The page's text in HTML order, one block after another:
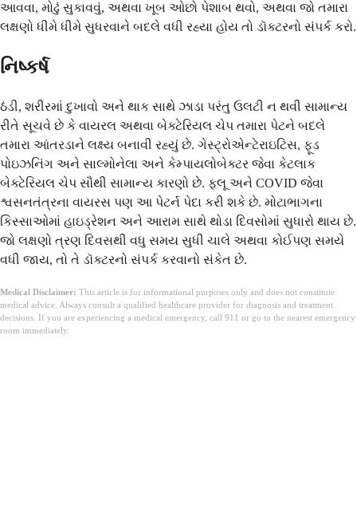
આવવા, મોઢું સુકાવવું, અથવા ખૂબ ઓછો પેશાબ થવો, અથવા જો તમારા
લક્ષણો ધીમે ધીમે સુધરવાને બદલે વધી રહ્યા હોય તો ડૉક્ટરનો સંપર્ક કરો.
નિષ્કર્ષ
ઠંડી, શરીરમાં દુખાવો અને થાક સાથે ઝાડા પરંતુ ઉલટી ન થવી સામાન્ય
રીતે સૂચવે છે કે વાયરલ અથવા બેક્ટેરિયલ ચેપ તમારા પેટને બદલે
તમારા આંતરડાને લક્ષ્ય બનાવી રહ્યું છે. ગેસ્ટ્રોએન્ટેરાઇટિસ, ફૂડ
પોઇઝનિંગ અને સાલ્મોનેલા અને કેમ્પાયલોબેક્ટર જેવા કેટલાક
બેક્ટેરિયલ ચેપ સૌથી સામાન્ય કારણો છે. ફ્લૂ અને COVID જેવા
શ્વસનતંત્રના વાયરસ પણ આ પેટર્ન પેદા કરી શકે છે. મોટાભાગના
કિસ્સાઓમાં હાઇડ્રેશન અને આરામ સાથે થોડા દિવસોમાં સુધારો થાય છે.
જો લક્ષણો ત્રણ દિવસથી વધુ સમય સુધી ચાલે અથવા કોઈપણ સમયે
વધી જાય, તો તે ડૉક્ટરનો સંપર્ક કરવાનો સંકેત છે.
Medical Disclaimer: This article is for informational purposes only and does not constitute
medical advice. Always consult a qualified healthcare provider for diagnosis and treatment
decisions. If you are experiencing a medical emergency, call 911 or go to the nearest emergency
room immediately.